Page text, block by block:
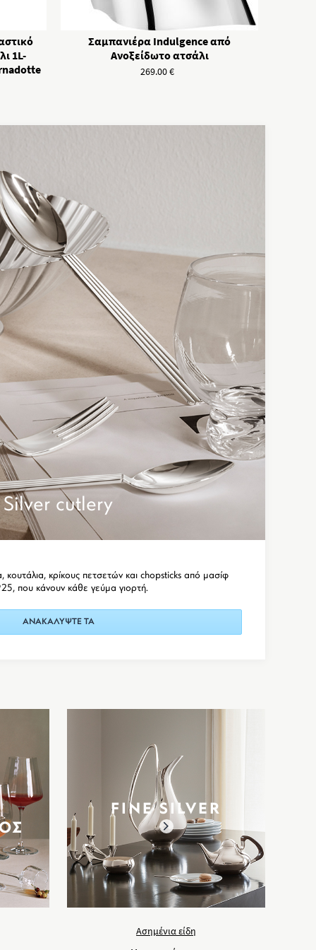
1L-
Σαμπανιέρα Indulgence από
Ανοξείδωτο ατσάλι
269.00€
Silver cutlery
κουτάλια, κρίκους πετσετών και chopsticks από μασίφ
που κάνουν κάθε γεύμα γιορτή.
ΑΝΑΚΑΛΥΨΤΕ ΤΑ
FINE SILVER
Ασημένια είδη